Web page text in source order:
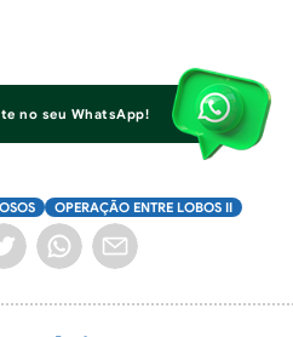
no seu WhatsApp!
OPERAÇÃO ENTRE LOBOS II